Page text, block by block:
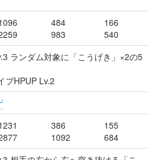
484
983
166
540
ランダム対象に「こうげき」×2の5
プHPUP Lv.2
386
1092
155
684